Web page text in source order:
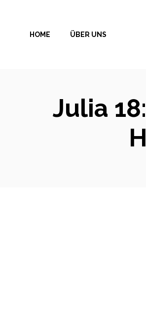
springenHOME ÜBER UNS
Julia